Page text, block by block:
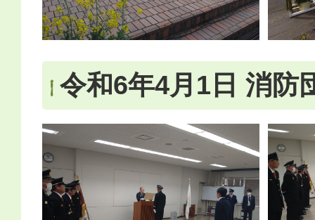
令和6年4月1日 消防